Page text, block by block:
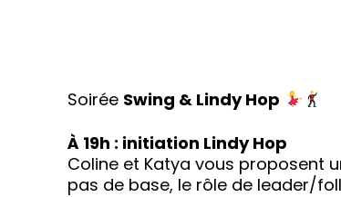
Soirée Swing & Lindy Hop
À 19h : initiation Lindy Hop
Coline et Katya vous proposent
pas de base, le rôle de leader/